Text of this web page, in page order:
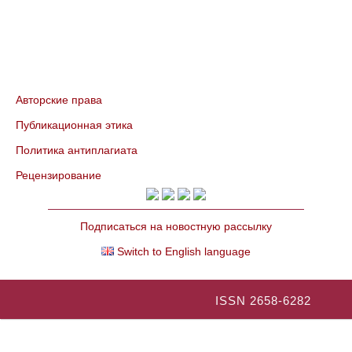
Авторские права
Публикационная этика
Политика антиплагиата
Рецензирование
Подписаться на новостную рассылку
Switch to English language
ISSN 2658-6282